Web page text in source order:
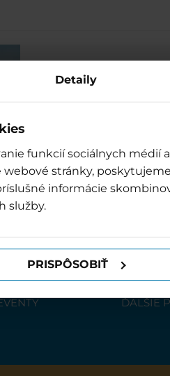
Detaily
funkcií sociálnych médií
stránky,
informácie
služby.
PRISPÔSOBIŤ
A EVENTY CENNÍK
CENNÍK
ĎALŠIE